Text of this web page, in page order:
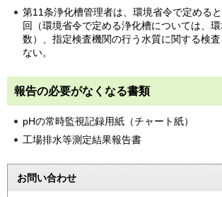
第11条浄化槽管理者は、環境省令で定める
回（環境省令で定める浄化槽については、
数）、指定検査機関の行う水質に関する検
ない。
報告の必要がなくなる書類
pHの常時監視記録用紙（チャート紙）
工場排水等測定結果報告書
お問い合わせ